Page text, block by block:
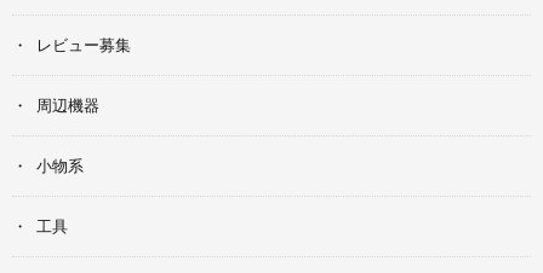
レビュー募集
周辺機器
小物系
工具